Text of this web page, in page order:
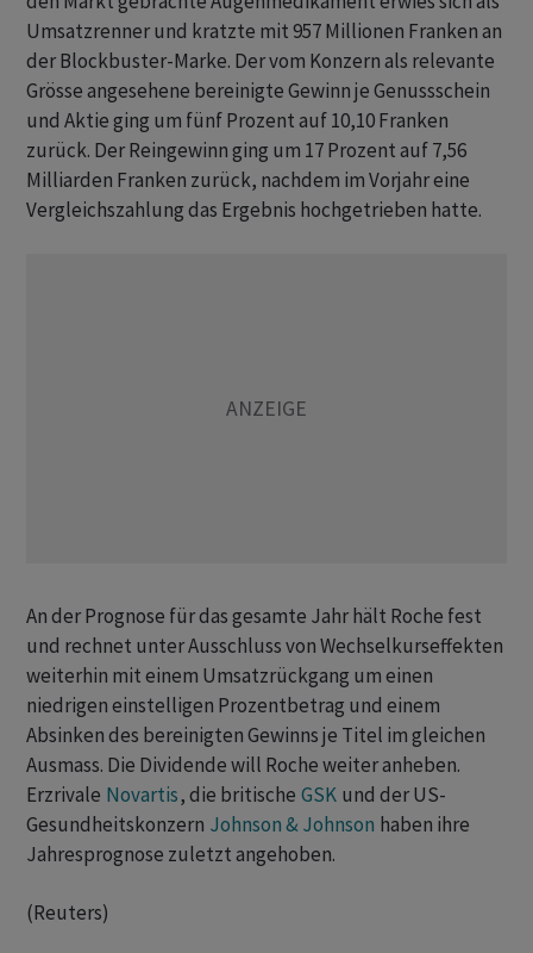
Umsatzrenner und kratzte mit 957 Millionen Franken an
der Blockbuster-Marke. Der vom Konzern als relevante
Grösse angesehene bereinigte Gewinn je Genussschein
und Aktie ging um fünf Prozent auf 10,10 Franken
zurück. Der Reingewinn ging um 17 Prozent auf 7,56
Milliarden Franken zurück, nachdem im Vorjahr eine
Vergleichszahlung das Ergebnis hochgetrieben hatte.
An der Prognose für das gesamte Jahr hält Roche fest
und rechnet unter Ausschluss von Wechselkurseffekten
weiterhin mit einem Umsatzrückgang um einen
niedrigen einstelligen Prozentbetrag und einem
Absinken des bereinigten Gewinns je Titel im gleichen
Ausmass. Die Dividende will Roche weiter anheben.
Erzrivale Novartis, die britische GSK und der US-
Gesundheitskonzern Johnson & Johnson haben ihre
Jahresprognose zuletzt angehoben.
(Reuters)